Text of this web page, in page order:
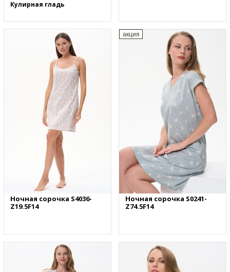
Кулирная гладь
Ночная сорочка S4036-
Z19.5F14
акция
Ночная сорочка S0241-
Z74.5F14